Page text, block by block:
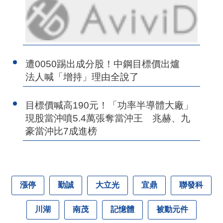
遭0050踢出成分股！中鋼目標價出爐
法人喊「增持」理由全說了
目標價喊高190元！「功率半導體大廠」
現股當沖噴5.4萬張奪當沖王 兆赫、九
豪當沖比7成進榜
漲停 勤誠 大立光 宜鼎 聯發科
川湖 南茂 記憶體 被動元件